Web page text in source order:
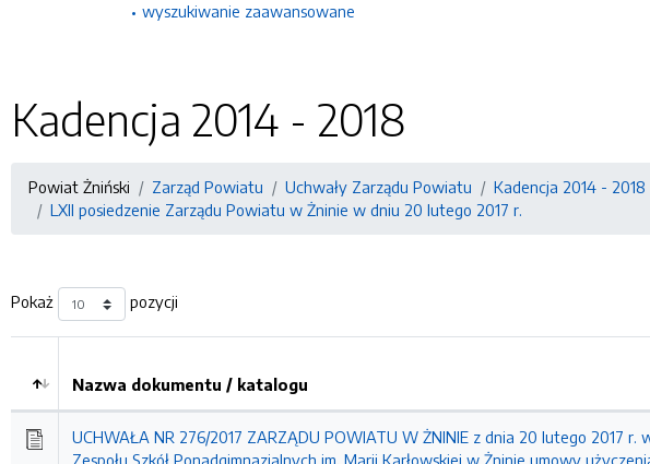
wyszukiwanie zaawansowane
Kadencja 2014 - 2018
Powiat Żniński Zarząd Powiatu Uchwały Zarządu Powiatu Kadencja 2014 - 2018
LXII posiedzenie Zarządu Powiatu w Żninie w dniu 20 lutego 2017 r.
Pokaż pozycji
Kolejność
Nazwa dokumentu / katalogu
UCHWAŁA NR 276/2017 ZARZĄDU POWIATU W ŻNINIE z dnia 20 lutego 2017
Zespołu Szkół Ponadgimnazjalnych im. Marii Karłowskiej w Żninie umowy